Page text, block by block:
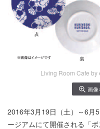
Living Room Cafe by
画像
2016年3月19日（土）～6月
ージアムにて開催される「